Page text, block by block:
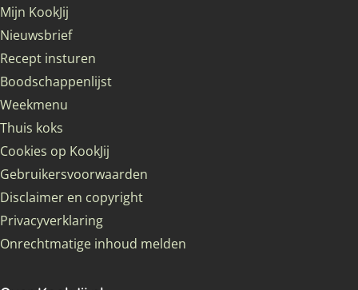
Mijn KookJij
Nieuwsbrief
Recept insturen
Boodschappenlijst
Weekmenu
Thuis koks
Cookies op KookJij
Gebruikersvoorwaarden
Disclaimer en copyright
Privacyverklaring
Onrechtmatige inhoud melden